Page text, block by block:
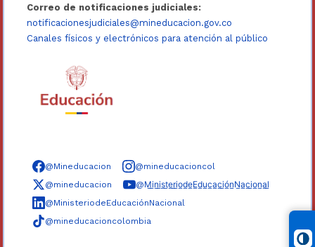
Correo de notificaciones judiciales:
notificacionesjudiciales@mineducacion.gov.co
Canales físicos y electrónicos para atención al público
Síguenos en redes sociales
@Mineducacion
@mineducacioncol
@mineducacion
@M̲i̲n̲i̲s̲t̲e̲r̲i̲o̲d̲e̲E̲d̲u̲c̲a̲c̲i̲ó̲n̲N̲a̲c̲i̲o̲n̲a̲l̲
@MinisteriodeEducaciónNacional
@mineducacioncolombia